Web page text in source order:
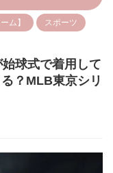
ム】 スポーツ
球式で着用して
？MLB東京シリ